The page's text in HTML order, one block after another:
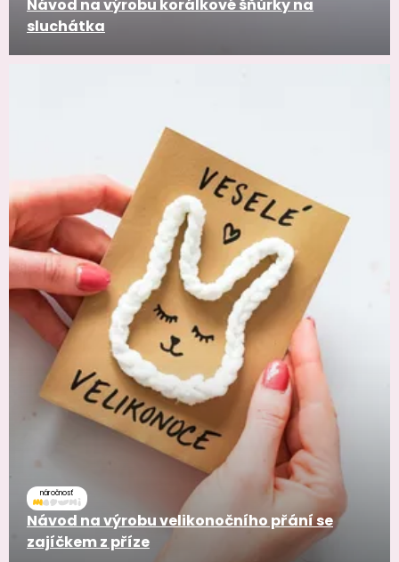
Návod na výrobu korálkové šňůrky na
sluchátka
náročnosť
Návod na výrobu velikonočního přání se
zajíčkem z příze